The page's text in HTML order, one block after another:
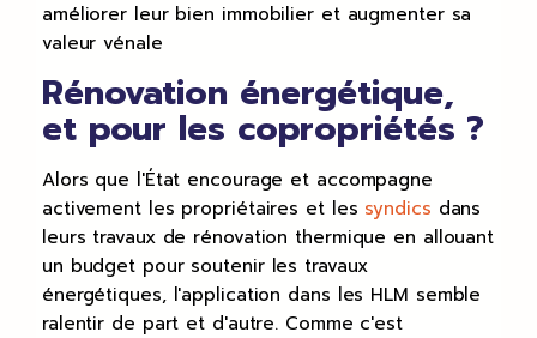
améliorer leur bien immobilier et augmenter sa
valeur vénale
Rénovation énergétique,
et pour les copropriétés ?
Alors que l'État encourage et accompagne
activement les propriétaires et les syndics dans
leurs travaux de rénovation thermique en allouant
un budget pour soutenir les travaux
énergétiques, l'application dans les HLM semble
ralentir de part et d'autre. Comme c'est